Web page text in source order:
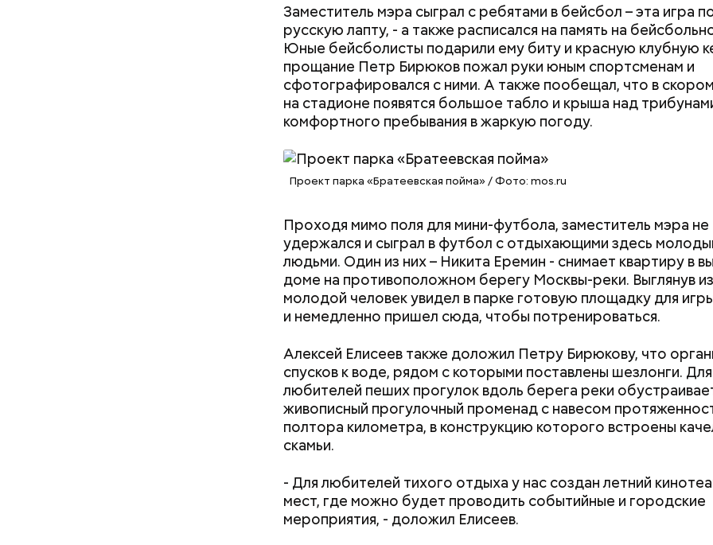
Заместитель мэра сыграл с ребятами в бейсбол – эта игра
русскую лапту, - а также расписался на память на
Юные бейсболисты подарили ему биту и красную клубную
прощание Петр Бирюков пожал руки юным спортсменам и
сфотографировался с ними. А также пообещал, что в
на стадионе появятся большое табло и крыша над
комфортного пребывания в жаркую погоду.
Проект парка «Братеевская пойма» / Фото: mos.ru
Проходя мимо поля для мини-футбола, заместитель мэра не
удержался и сыграл в футбол с отдыхающими здесь
людьми. Один из них – Никита Еремин - снимает квартиру в
доме на противоположном берегу Москвы-реки. Выглянув
молодой человек увидел в парке готовую площадку для
и немедленно пришел сюда, чтобы потренироваться.
Алексей Елисеев также доложил Петру Бирюкову, что
спусков к воде, рядом с которыми поставлены шезлонги. Для
любителей пеших прогулок вдоль берега реки
живописный прогулочный променад с навесом
полтора километра, в конструкцию которого встроены
скамьи.
- Для любителей тихого отдыха у нас создан летний
мест, где можно будет проводить событийные и городские
мероприятия, - доложил Елисеев.
Сырьем для столичного бензина должен был служить
а доставлять его могли только баржами. Значит, строить
было рядом с Москвой-рекой. Уже 26 июня 1935 года
площадку — возле селения Капотня (в то время оно было в
километрах от столичной границы и относилось к
району Московской области).
Шофер цеха № 12 Иван Ухарский — один из старейших работников
устроившийся туда еще в 1935 году / Фото из заводской Книги почета,
Центральном государственном архиве Москвы
Как поменять батареи дома и
Как получить до 100 тысяч
рублей от государства при
трудной ситуации: кто может
претендовать и какие нужны
документы
Как узнать,
реновации в